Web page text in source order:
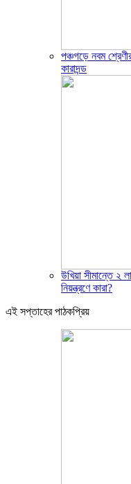
পঞ্চগড়ে নবম
কারাদন্ড
উখিয়া সীমান্তে ২
নিয়ন্ত্রণে কারা?
এই সপ্তাহের পাঠকপ্রিয়